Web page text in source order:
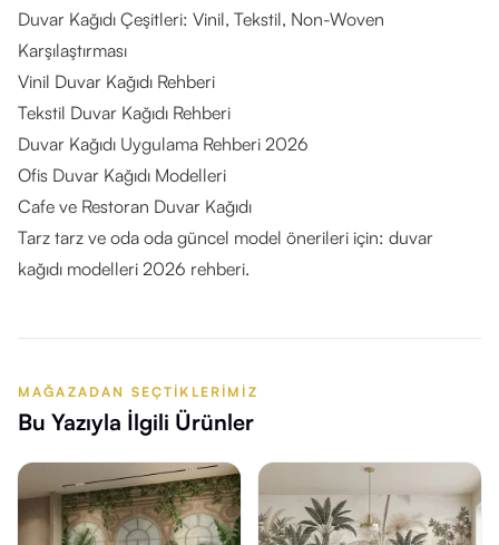
Duvar Kağıdı Çeşitleri: Vinil, Tekstil, Non-Woven
Karşılaştırması
Vinil Duvar Kağıdı Rehberi
Tekstil Duvar Kağıdı Rehberi
Duvar Kağıdı Uygulama Rehberi 2026
Ofis Duvar Kağıdı Modelleri
Cafe ve Restoran Duvar Kağıdı
Tarz tarz ve oda oda güncel model önerileri için: duvar
kağıdı modelleri 2026 rehberi.
MAĞAZADAN SEÇTIKLERIMIZ
Bu Yazıyla İlgili Ürünler